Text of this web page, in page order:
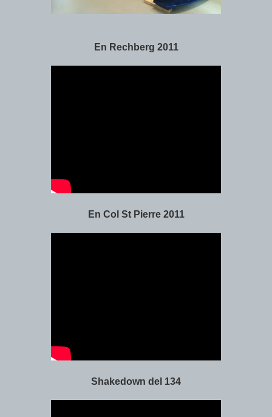
En Rechberg 2011
En Col St Pierre 2011
Shakedown del 134